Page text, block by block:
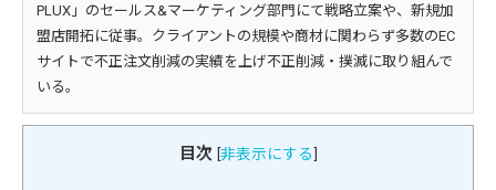
PLUX」のセールス&マーケティング部門にて戦略立案や、新規加
盟店開拓に従事。クライアントの規模や商材に関わらず多数のEC
サイトで不正注文削減の実績を上げ不正削減・撲滅に取り組んで
いる。
目次 [非表示にする]